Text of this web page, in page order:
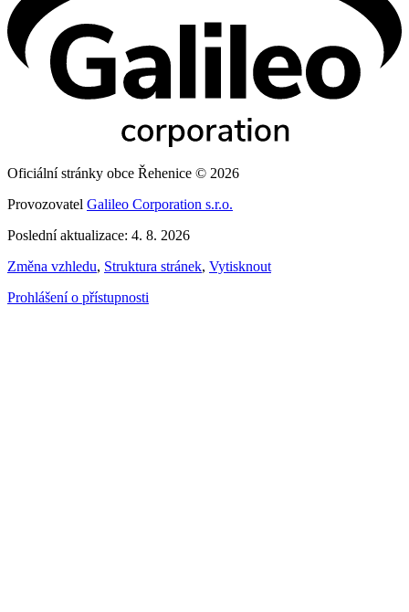
Oficiální stránky obce Řehenice © 2026
Provozovatel Galileo Corporation s.r.o.
Poslední aktualizace: 4. 8. 2026
Změna vzhledu, Struktura stránek, Vytisknout
Prohlášení o přístupnosti